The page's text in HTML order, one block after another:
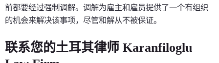
前都要经过强制调解。调解为雇主和雇员提供了一个有组织
的机会来解决该事项，尽管和解从不被保证。
联系您的土耳其律师 Karanfiloglu